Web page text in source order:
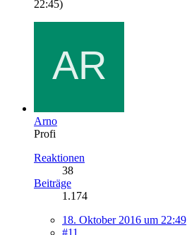
22:45)
Arno
Profi
Reaktionen
38
Beiträge
1.174
18. Oktober 2016 um 22:49
#11